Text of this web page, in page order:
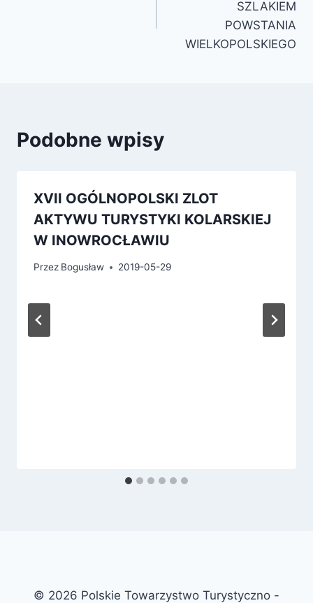
SZLAKIEM
POWSTANIA
WIELKOPOLSKIEGO
Podobne wpisy
XVII OGÓLNOPOLSKI ZLOT
AKTYWU TURYSTYKI KOLARSKIEJ
W INOWROCŁAWIU
Przez Bogusław 2019-05-29
© 2026 Polskie Towarzystwo Turystyczno -